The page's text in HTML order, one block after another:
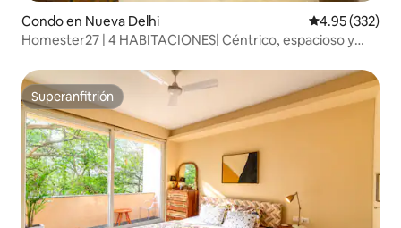
Condo en Nueva Delhi Calificación
4.95 (332)
Homester27 | 4 HABITACIONES| Céntrico, espacioso y
Superanfitrión
Superanfitrión